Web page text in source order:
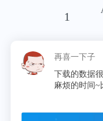
平高出8个百分点
公司持续加大产品
款增速。
1
再喜一下子
下载的数据
麻烦的时间~